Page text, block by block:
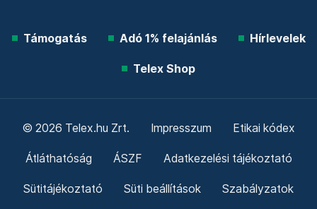
Támogatás Adó 1% felajánlás Hírlevelek
Telex Shop
© 2026 Telex.hu Zrt. Impresszum Etikai kódex
Átláthatóság ÁSZF Adatkezelési tájékoztató
Sütitájékoztató Süti beállítások Szabályzatok